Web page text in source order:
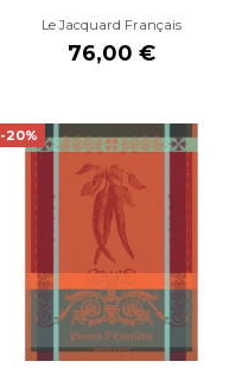
Le Jacquard Français
76,00 €
-20%